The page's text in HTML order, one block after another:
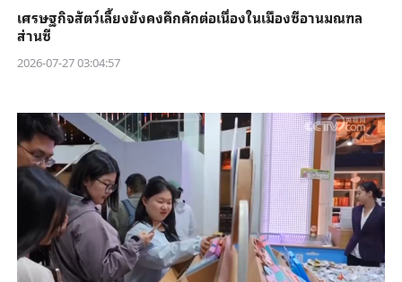
เศรษฐกิจสัตว์เลี้ยงยังคงคึกคักต่อเนื่องในเมืองซีอานมณฑล
ส่านซี
2026-07-27 03:04:57